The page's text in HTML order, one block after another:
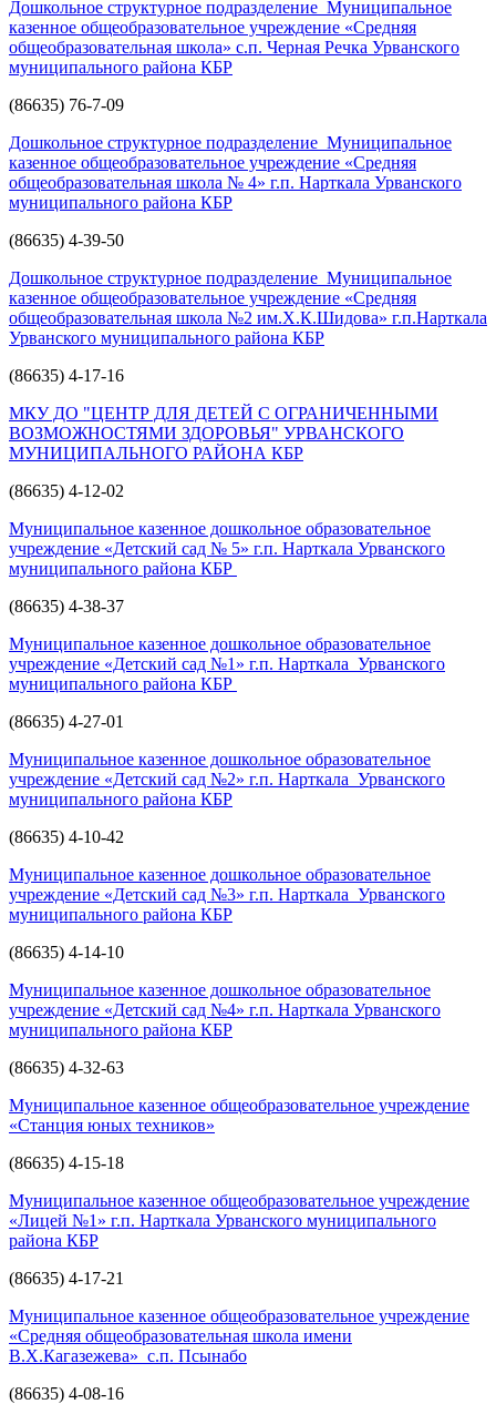
Дошкольное структурное подразделение Муниципальное
казенное общеобразовательное учреждение «Средняя
общеобразовательная школа» с.п. Черная Речка Урванского
муниципального района КБР
(86635) 76-7-09
Дошкольное структурное подразделение Муниципальное
казенное общеобразовательное учреждение «Средняя
общеобразовательная школа № 4» г.п. Нарткала Урванского
муниципального района КБР
(86635) 4-39-50
Дошкольное структурное подразделение Муниципальное
казенное общеобразовательное учреждение «Средняя
общеобразовательная школа №2 им.Х.К.Шидова» г.п.Нарткала
Урванского муниципального района КБР
(86635) 4-17-16
МКУ ДО "ЦЕНТР ДЛЯ ДЕТЕЙ С ОГРАНИЧЕННЫМИ
ВОЗМОЖНОСТЯМИ ЗДОРОВЬЯ" УРВАНСКОГО
МУНИЦИПАЛЬНОГО РАЙОНА КБР
(86635) 4-12-02
Муниципальное казенное дошкольное образовательное
учреждение «Детский сад № 5» г.п. Нарткала Урванского
муниципального района КБР
(86635) 4-38-37
Муниципальное казенное дошкольное образовательное
учреждение «Детский сад №1» г.п. Нарткала Урванского
муниципального района КБР
(86635) 4-27-01
Муниципальное казенное дошкольное образовательное
учреждение «Детский сад №2» г.п. Нарткала Урванского
муниципального района КБР
(86635) 4-10-42
Муниципальное казенное дошкольное образовательное
учреждение «Детский сад №3» г.п. Нарткала Урванского
муниципального района КБР
(86635) 4-14-10
Муниципальное казенное дошкольное образовательное
учреждение «Детский сад №4» г.п. Нарткала Урванского
муниципального района КБР
(86635) 4-32-63
Муниципальное казенное общеобразовательное учреждение
«Станция юных техников»
(86635) 4-15-18
Муниципальное казенное общеобразовательное учреждение
«Лицей №1» г.п. Нарткала Урванского муниципального
района КБР
(86635) 4-17-21
Муниципальное казенное общеобразовательное учреждение
«Средняя общеобразовательная школа имени
В.Х.Кагазежева» с.п. Псынабо
(86635) 4-08-16